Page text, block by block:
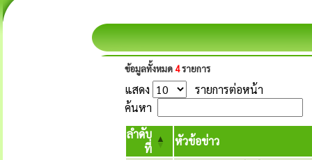
ข้อมูลทั้งหมด 4รายการ
แสดง
รายการต่อหน้า
ค้นหา
ลำดับ
ที่
หัวข้อข่าว